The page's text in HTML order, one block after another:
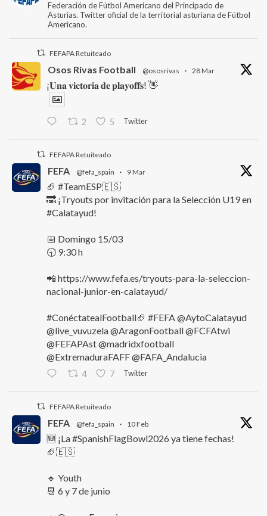
Federación de Fútbol Americano del Principado de
Asturias. Twitter oficial de la territorial asturiana de Fútbol
Americano.
FEFAPA Retuiteado
Osos Rivas Football @ososrivas · 28 Mar
¡𝐔𝐧𝐚 𝐯𝐢𝐜𝐭𝐨𝐫𝐢𝐚 𝐝𝐞 𝐩𝐥𝐚𝐲𝐨𝐟𝐟𝐬! 👋
2 5 Twitter
FEFAPA Retuiteado
FEFA @fefa_spain · 9 Mar
🏈 #TeamESP🇪🇸
🔜 ¡Tryouts por invitación para la Selección U19 en
#Calatayud!
📅 Domingo 15/03
🕤 9:30 h
📲 https://www.fefa.es/tryouts-para-la-seleccion-
nacional-junior-en-calatayud/
#ConéctatealFootball🏈 #FEFA @AytoCalatayud
@live_vuvuzela @AragonFootball @FCFAtwi
@FEFAPAst @madridxfootball
@ExtremaduraFAFF @FAFA_Andalucia
4 7 Twitter
FEFAPA Retuiteado
FEFA @fefa_spain · 10 Feb
🆕 ¡La #SpanishFlagBowl2026 ya tiene fechas!
🏈🇪🇸
🔹 Youth
📆 6 y 7 de junio